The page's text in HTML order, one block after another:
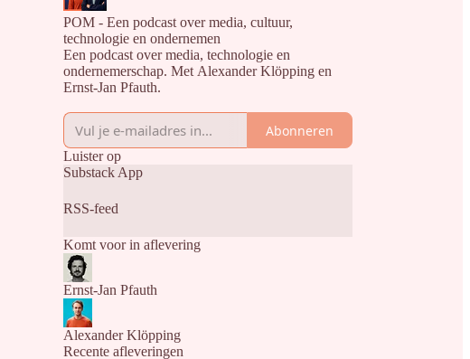
POM - Een podcast over media, cultuur,
technologie en ondernemen
Een podcast over media, technologie en
ondernemerschap. Met Alexander Klöpping en
Ernst-Jan Pfauth.
Abonneren
Luister op
Substack App
RSS-feed
Komt voor in aflevering
Ernst-Jan Pfauth
Alexander Klöpping
Recente afleveringen